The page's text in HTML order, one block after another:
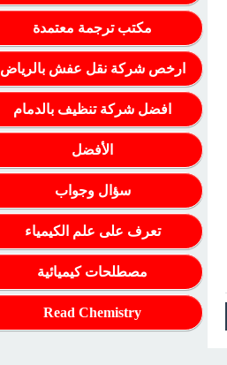
مكتب ترجمة معتمدة
ارخص شركة نقل عفش بالرياض
افضل شركة تنظيف بالدمام
الأفضل
سؤال وجواب
تعرف على علم الكيمياء
مصطلحات كيميائية
Read Chemistry